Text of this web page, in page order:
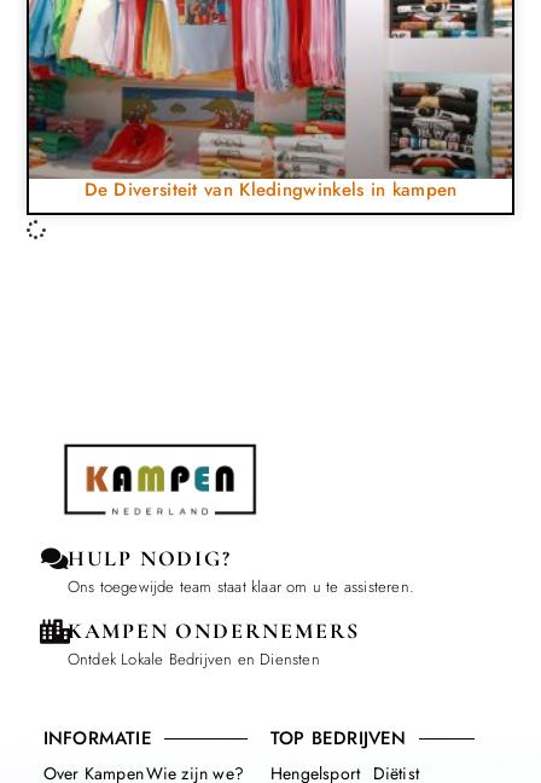
De Diversiteit van Kledingwinkels in kampen
HULP NODIG?
Ons toegewijde team staat klaar om u te assisteren.
KAMPEN ONDERNEMERS
Ontdek Lokale Bedrijven en Diensten
INFORMATIE
Over KampenWie zijn we?
TOP BEDRIJVEN
Hengelsport Diëtist